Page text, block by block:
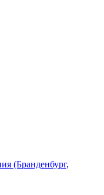
(Бранденбург,